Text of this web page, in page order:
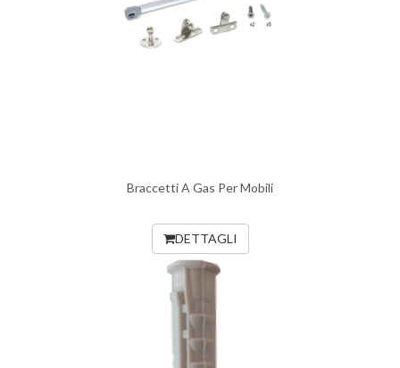
Braccetti A Gas Per Mobili
DETTAGLI